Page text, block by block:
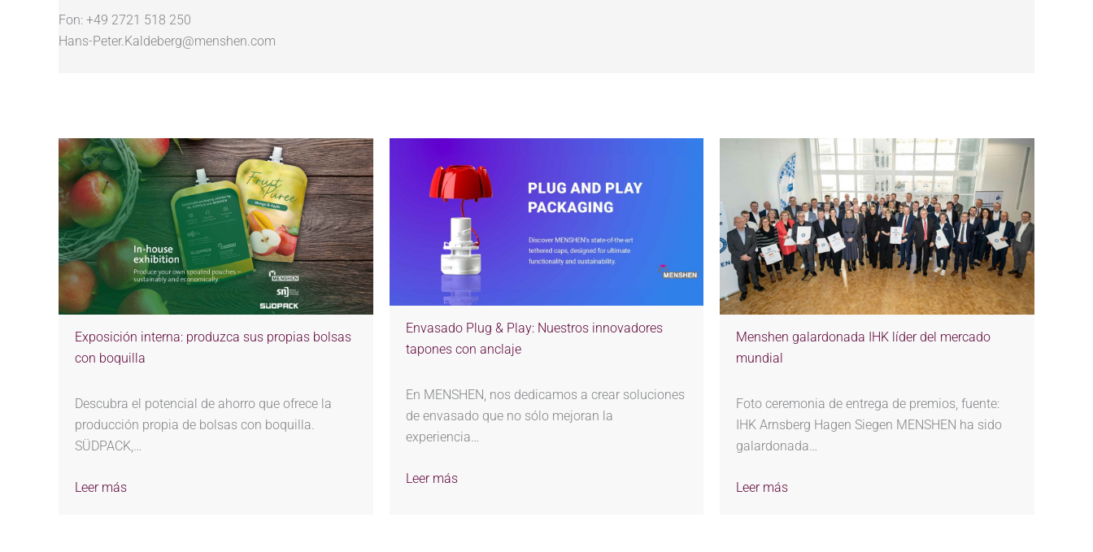
Fon: +49 2721 518 250
Hans-Peter.Kaldeberg@menshen.com
Exposición interna: produzca sus propias bolsas
con boquilla
Descubra el potencial de ahorro que ofrece la
producción propia de bolsas con boquilla.
SÜDPACK,…
Leer más
Envasado Plug & Play: Nuestros innovadores
tapones con anclaje
En MENSHEN, nos dedicamos a crear soluciones
de envasado que no sólo mejoran la
experiencia…
Leer más
Menshen galardonada IHK líder del mercado
mundial
Foto ceremonia de entrega de premios, fuente:
IHK Arnsberg Hagen Siegen MENSHEN ha sido
galardonada…
Leer más